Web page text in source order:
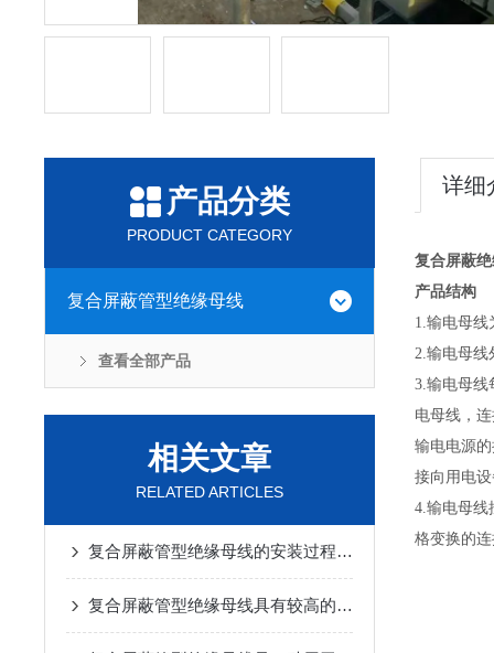
产品分类
PRODUCT CATEGORY
复合屏蔽管型绝缘母线
查看全部产品
相关文章
RELATED ARTICLES
复合屏蔽管型绝缘母线的安装过程相对简单
复合屏蔽管型绝缘母线具有较高的绝缘性能和热稳定性
详细
复合屏蔽
产品结构
1.输电母线
2.输电母线
3.输电母线
电母线，
输电电源
接向用电
4.输电母线
格变换的